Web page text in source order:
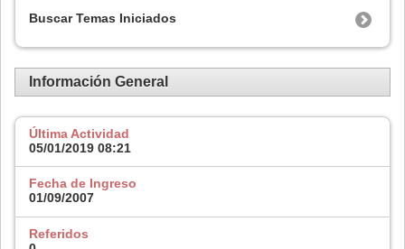
Buscar Temas Iniciados
Información General
Última Actividad
05/01/2019 08:21
Fecha de Ingreso
01/09/2007
Referidos